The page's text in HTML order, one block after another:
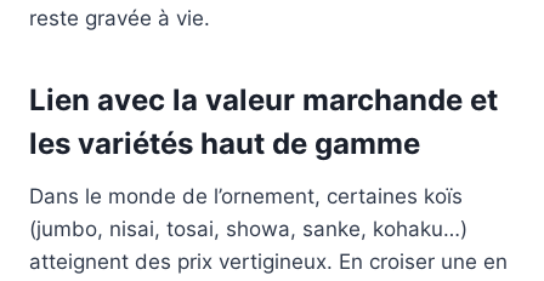
reste gravée à vie.
Lien avec la valeur marchande et
les variétés haut de gamme
Dans le monde de l’ornement, certaines koïs
(jumbo, nisai, tosai, showa, sanke, kohaku…)
atteignent des prix vertigineux. En croiser une en